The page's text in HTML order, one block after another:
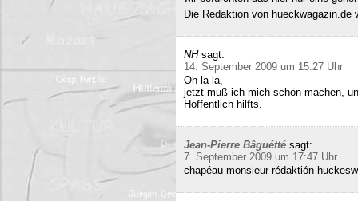
Die Redaktion von
NH sagt:
14. September 2009 um 15:27 Uhr
Oh la la,
jetzt muß ich mich schön machen,
Hoffentlich hilfts.
Jean-Pierre Bâguétté sagt:
7. September 2009 um 17:47 Uhr
chapéau monsieur rédaktión